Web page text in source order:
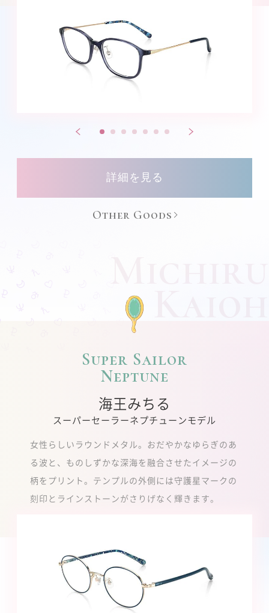
詳細を見る
Other Goods
Super Sailor
Neptune
海王みちる
スーパーセーラーネプチューンモデル
女性らしいラウンドメタル。おだやかなゆらぎのあ
る波と、ものしずかな深海を融合させたイメージの
柄をプリント。テンプルの外側には守護星マークの
刻印とラインストーンがさりげなく輝きます。